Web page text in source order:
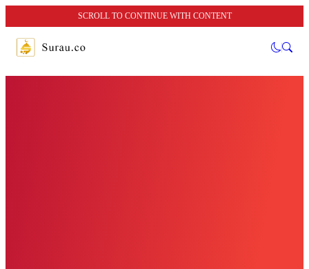
SCROLL TO CONTINUE WITH CONTENT